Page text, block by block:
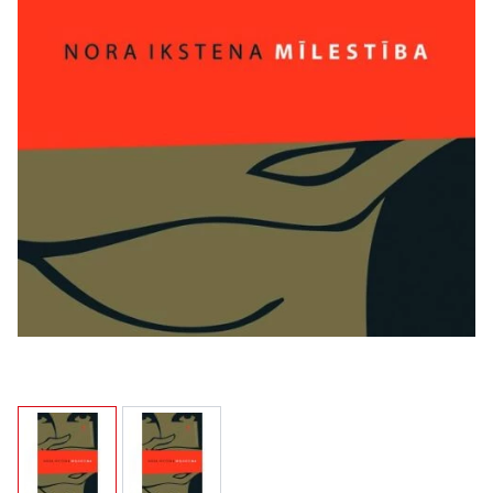
View larger imageView larger image